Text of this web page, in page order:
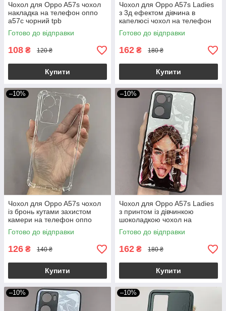
Чохол для Oppo A57s чохол
накладка на телефон оппо
а57с чорний tpb
Готово до відправки
108 ₴ 120 ₴
Купити
Чохол для Oppo A57s Ladies
з 3д ефектом дівчина в
капелюсі чохол на телефон
оппо а57с білий
Готово до відправки
162 ₴ 180 ₴
Купити
–10%
Чохол для Oppo A57s чохол
із бронь кутами захистом
камери на телефон оппо
а57с прозорий ttp
Готово до відправки
126 ₴ 140 ₴
Купити
–10%
Чохол для Oppo A57s Ladies
з принтом із дівчинкою
шоколадкою чохол на
телефон оппо а57с білий
Готово до відправки
162 ₴ 180 ₴
Купити
–10% –10%